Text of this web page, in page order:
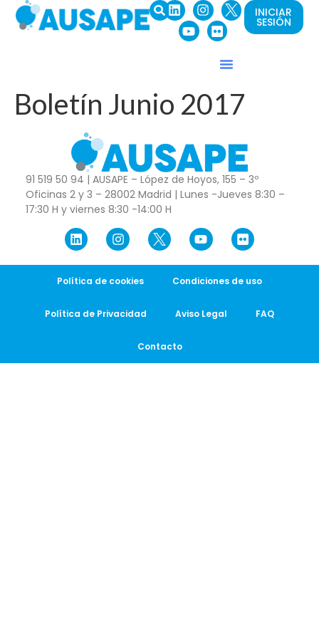
INICIAR
SESIÓN
Boletín Junio 2017
91 519 50 94 | AUSAPE – López de Hoyos, 155 – 3º
Oficinas 2 y 3 – 28002 Madrid | Lunes -Jueves 8:30 –
17:30 H y viernes 8:30 -14:00 H
Política de cookies Condiciones de uso
Política de Privacidad Aviso Legal FAQ
Contacto